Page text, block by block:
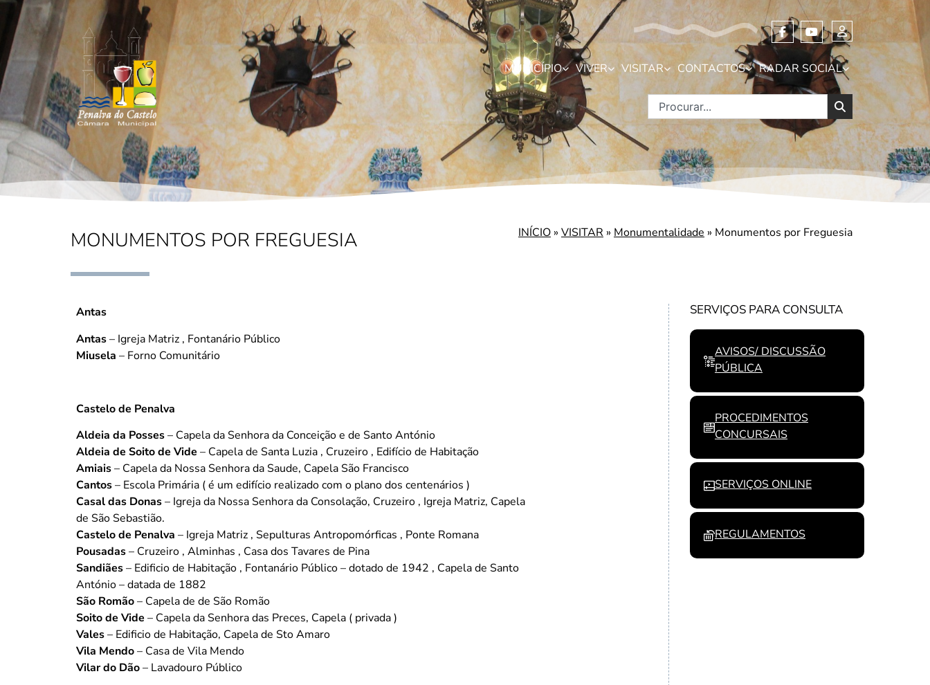
MUNICÍPIO VIVER VISITAR CONTACTOS RADAR SOCIAL
MONUMENTOS POR FREGUESIA INÍCIO » VISITAR » Monumentalidade » Monumentos por Freguesia
Antas
Antas– Igreja Matriz , Fontanário Público
Miusela – Forno Comunitário
Castelo de Penalva
Aldeia da Posses– Capela da Senhora da Conceição e de Santo António
Aldeia de Soito de Vide – Capela de Santa Luzia , Cruzeiro , Edifício de Habitação
Amiais– Capela da Nossa Senhora da Saude, Capela São Francisco
Cantos– Escola Primária ( é um edifício realizado com o plano dos centenários )
Casal das Donas– Igreja da Nossa Senhora da Consolação, Cruzeiro , Igreja Matriz, Capela
de São Sebastião.
Castelo de Penalva – Igreja Matriz , Sepulturas Antropomórficas , Ponte Romana
Pousadas– Cruzeiro , Alminhas , Casa dos Tavares de Pina
Sandiães– Edificio de Habitação , Fontanário Público – dotado de 1942 , Capela de Santo
António – datada de 1882
São Romão– Capela de de São Romão
Soito de Vide – Capela da Senhora das Preces, Capela ( privada )
Vales– Edificio de Habitação, Capela de Sto Amaro
Vila Mendo– Casa de Vila Mendo
Vilar do Dão– Lavadouro Público
SERVIÇOS PARA CONSULTA
AVISOS/ DISCUSSÃO
PÚBLICA
PROCEDIMENTOS
CONCURSAIS
SERVIÇOS ONLINE
REGULAMENTOS